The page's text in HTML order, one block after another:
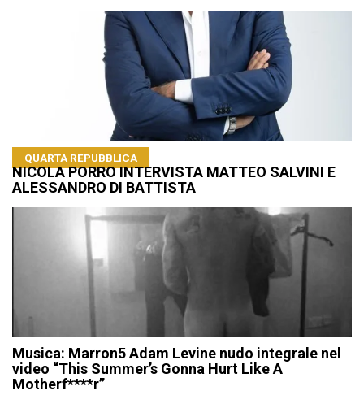
QUARTA REPUBBLICA
NICOLA PORRO INTERVISTA MATTEO SALVINI E
ALESSANDRO DI BATTISTA
Musica: Marron5 Adam Levine nudo integrale nel
video “This Summer’s Gonna Hurt Like A
Motherf****r”